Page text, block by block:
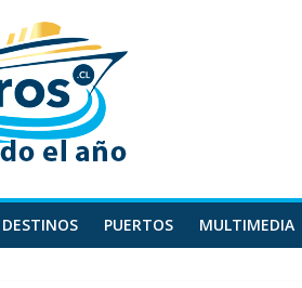
DESTINOS PUERTOS MULTIMEDIA